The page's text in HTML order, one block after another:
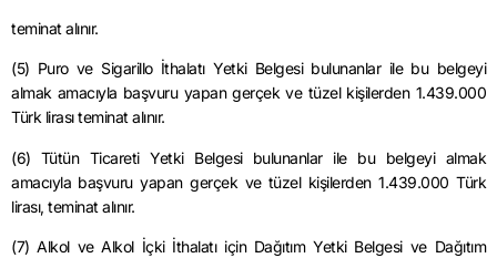
teminat alınır.
(5) Puro ve Sigarilloİthalatı Yetki Belgesi bulunanlar ile bu belgeyi
almak amacıyla başvuru yapan gerçek ve tüzel kişilerden 1.439.000
Türk lirası teminat alınır.
(6) Tütün Ticareti Yetki Belgesi bulunanlar ile bu belgeyi almak
amacıyla başvuru yapan gerçek ve tüzel kişilerden 1.439.000 Türk
lirası, teminat alınır.
(7) Alkol ve Alkol İçki İthalatı için Dağıtım Yetki Belgesi ve Dağıtım